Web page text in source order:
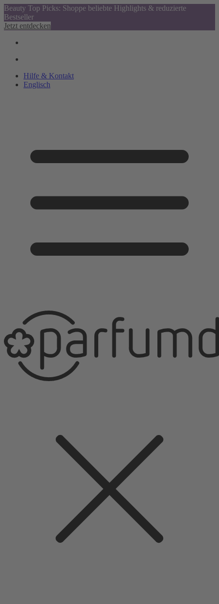
Beauty Top Picks: Shoppe beliebte Highlights & reduzierte
Bestseller
Jetzt entdecken
Hilfe & Kontakt
Englisch